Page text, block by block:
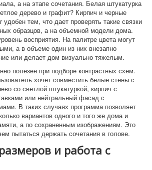
а на этапе сочетания. Белая штукатурка
дерево и графит? Кирпич и черные
тем, что дает проверять такие связки
образцов, а на объемной модели дома.
восприятия. На палитре цвета могут
а в объеме один из них внезапно
или делает дом визуально тяжелым.
полезен при подборе контрастных схем.
хочет совместить белые стены с
со светлой штукатуркой, кирпич с
или нейтральный фасад с
В таких случаях программа позволяет
вариантов одного и того же дома и
а по сохраненным изображениям. Это
пытаться держать сочетания в голове.
и работа с